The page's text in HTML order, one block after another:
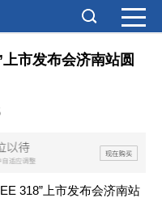
市发布会济南站圆
318”上市发布会济南站